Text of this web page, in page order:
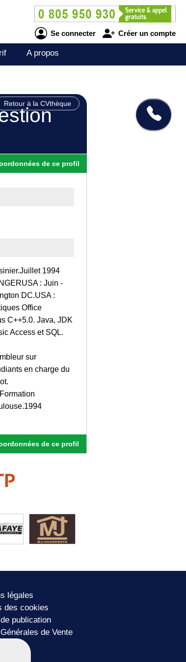
Se connecter Créer un compte
A propos
Retour à la CVthèque
de ce profil
1994
: Juin -
DC.USA :
Office
C++5.0. Java, JDK
Access et SQL.
sur
en charge du
de ce profil
légales
des cookies
publication
de Vente